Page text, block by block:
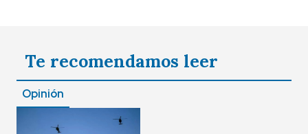
Te recomendamos leer
Opinión